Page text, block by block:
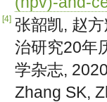
[4] 张韶凯, 赵
治研究20年
学杂志,
Zhang SK,